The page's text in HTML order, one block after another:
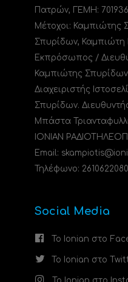
Πατρών, ΓΕΜΗ:
Μέτοχοι: Καμπιώτης
Σπυρίδων, Καμπιώτη
Εκπρόσωπος /
Καμπιώτης
Διαχειριστής
Σπυρίδων.
Μπάστα
ΙΟΝΙΑΝ
Email:
Τηλέφωνο:
Social Media
Το Ionian στο
Το Ionian στο